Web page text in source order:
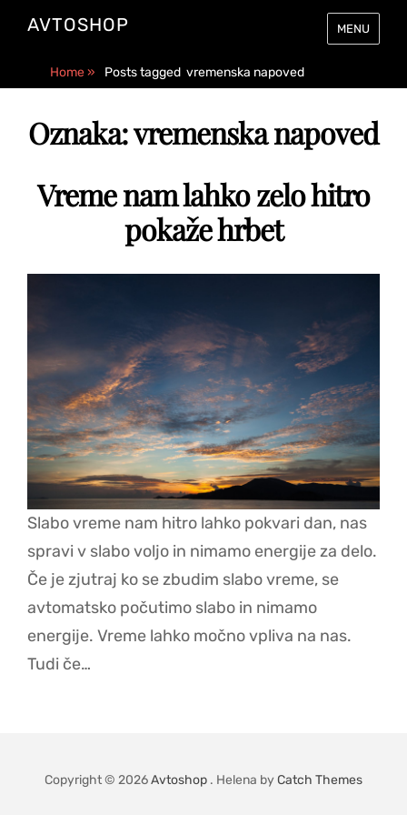
AVTOSHOP MENU
Home» Posts tagged vremenska napoved
Oznaka:vremenska napoved
Vreme nam lahko zelo hitro
pokaže hrbet
Slabo vreme nam hitro lahko pokvari dan, nas
spravi v slabo voljo in nimamo energije za delo.
Če je zjutraj ko se zbudim slabo vreme, se
avtomatsko počutimo slabo in nimamo
energije. Vreme lahko močno vpliva na nas.
Tudi če…
Copyright © 2026Avtoshop . Helena byCatch Themes